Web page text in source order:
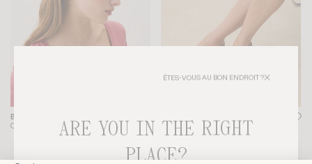
ÊTES-VOUS AU BON ENDROIT ?
ARE YOU IN THE RIGHT
PLACE?
BANDEAU MARCO
CHF 20 CHF 265